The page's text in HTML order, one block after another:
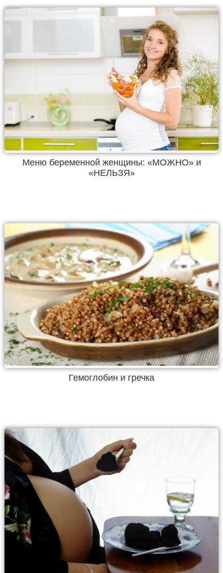
Меню беременной женщины: «МОЖНО» и
«НЕЛЬЗЯ»
Гемоглобин и гречка